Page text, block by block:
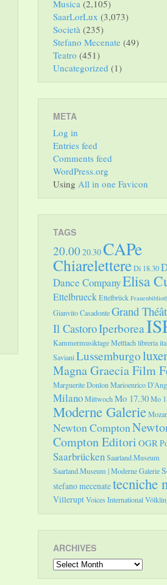
Musica (2,105)
SaarLorLux (3,073)
Società (235)
Stefano Mecenate (49)
Teatro (451)
Uncategorized (1)
META
Log in
Entries feed
Comments feed
WordPress.org
Using All in one Favicon
TAGS
20.00 20.30CAPe
ChiarelettereDi 18.30
Dance CompanyElisa
EttelbrueckEttelbrück
Gianvito CasadonteGrand
Il CastoroIperborea
Kammermusiktage Mettlachlibreria
SavianiLussemburgo
Magna Graecia Film
Marguerite DonlonMarioenrico
MilanoMittwochMo 17.30Mo
Moderne Galerie
Newton Compton
Compton Editori OGR
SaarbrückenSaarland.Museum
Saarland.Museum | Moderne Galerie
stefano mecenatetecniche
VilleruptVoices International
ARCHIVES
Archives